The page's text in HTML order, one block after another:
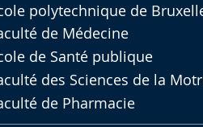
polytechnique de
de Médecine
de Santé publique
des Sciences de la
de Pharmacie